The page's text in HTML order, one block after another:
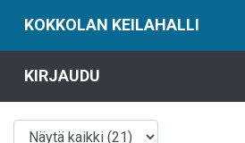
KOKKOLAN KEILAHALLI
KIRJAUDU